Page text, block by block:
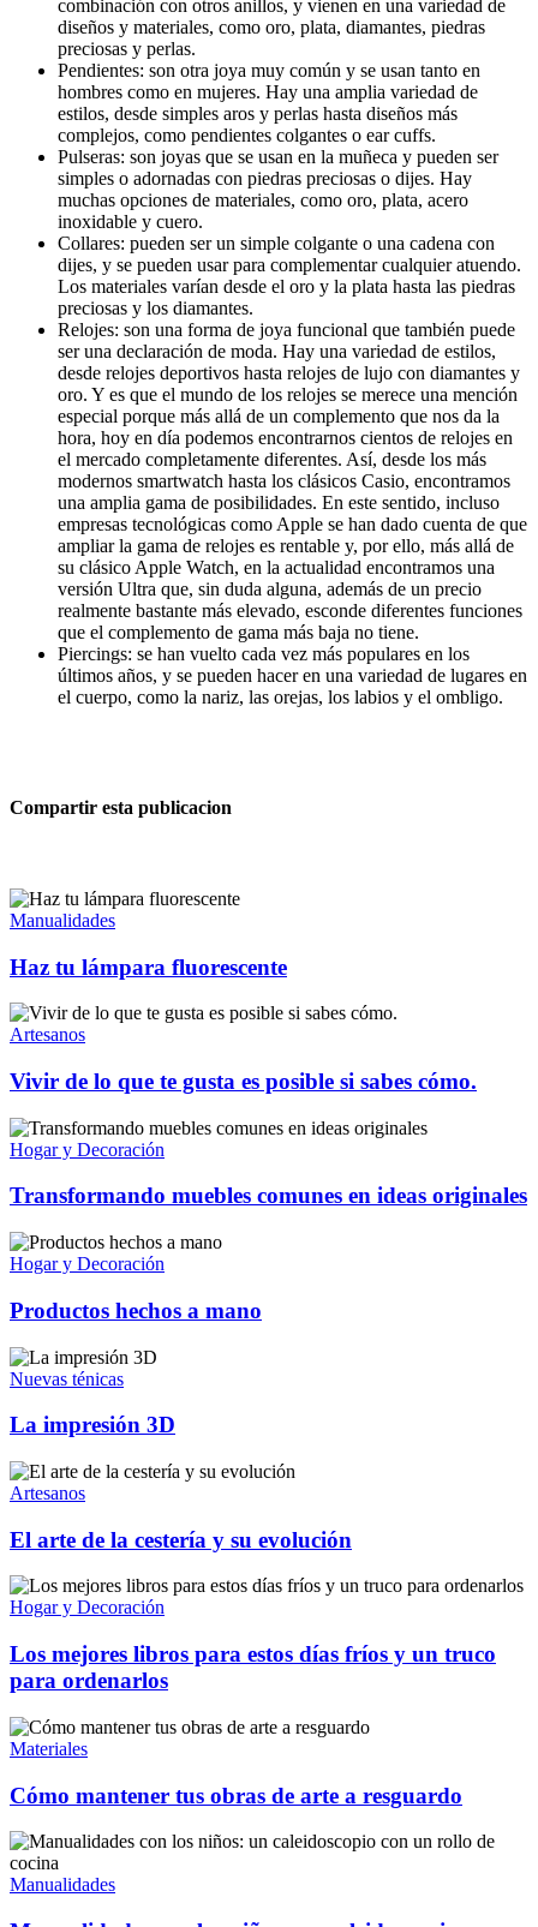
combinación con otros anillos, y vienen en una variedad de
diseños y materiales, como oro, plata, diamantes, piedras
preciosas y perlas.
Pendientes: son otra joya muy común y se usan tanto en
hombres como en mujeres. Hay una amplia variedad de
estilos, desde simples aros y perlas hasta diseños más
complejos, como pendientes colgantes o ear cuffs.
Pulseras: son joyas que se usan en la muñeca y pueden ser
simples o adornadas con piedras preciosas o dijes. Hay
muchas opciones de materiales, como oro, plata, acero
inoxidable y cuero.
Collares: pueden ser un simple colgante o una cadena con
dijes, y se pueden usar para complementar cualquier atuendo.
Los materiales varían desde el oro y la plata hasta las piedras
preciosas y los diamantes.
Relojes: son una forma de joya funcional que también puede
ser una declaración de moda. Hay una variedad de estilos,
desde relojes deportivos hasta relojes de lujo con diamantes y
oro. Y es que el mundo de los relojes se merece una mención
especial porque más allá de un complemento que nos da la
hora, hoy en día podemos encontrarnos cientos de relojes en
el mercado completamente diferentes. Así, desde los más
modernos smartwatch hasta los clásicos Casio, encontramos
una amplia gama de posibilidades. En este sentido, incluso
empresas tecnológicas como Apple se han dado cuenta de que
ampliar la gama de relojes es rentable y, por ello, más allá de
su clásico Apple Watch, en la actualidad encontramos una
versión Ultra que, sin duda alguna, además de un precio
realmente bastante más elevado, esconde diferentes funciones
que el complemento de gama más baja no tiene.
Piercings: se han vuelto cada vez más populares en los
últimos años, y se pueden hacer en una variedad de lugares en
el cuerpo, como la nariz, las orejas, los labios y el ombligo.
Compartir esta publicacion
Manualidades
Haz tu lámpara fluorescente
Artesanos
Vivir de lo que te gusta es posible si sabes cómo.
Hogar y Decoración
Transformando muebles comunes en ideas originales
Hogar y Decoración
Productos hechos a mano
Nuevas ténicas
La impresión 3D
Artesanos
El arte de la cestería y su evolución
Hogar y Decoración
Los mejores libros para estos días fríos y un truco
para ordenarlos
Materiales
Cómo mantener tus obras de arte a resguardo
Manualidades